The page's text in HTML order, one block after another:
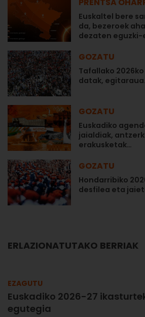
PRENTSA
Euskaltel bere
da, bezeroek
dezaten eguzki-
GOZATU
Tafallako
datak,
GOZATU
Euskadiko
jaialdiak,
erakusketak…
GOZATU
Hondarribiko
desfilea eta
ERLAZIONATUTAKO BERRIAK
EZAGUTU
Euskadiko 2026-27
egutegia